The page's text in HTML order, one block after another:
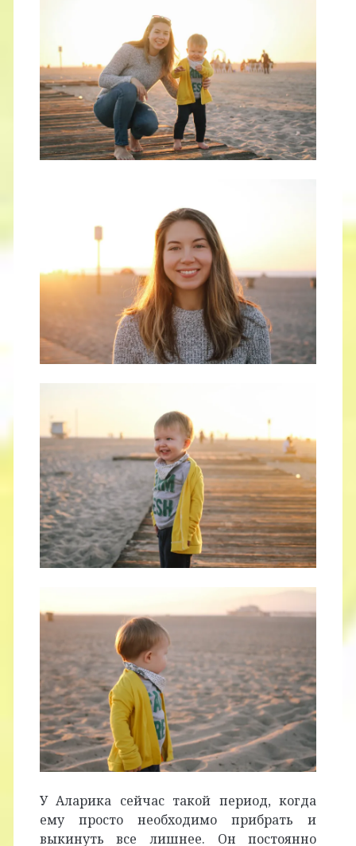
У Аларика сейчас такой период, когда
ему просто необходимо прибрать и
выкинуть все лишнее. Он постоянно